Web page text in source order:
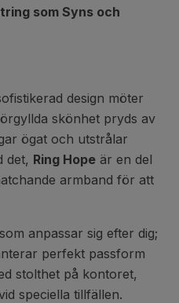
som Syns och
design möter
skönhet pryds av
ögat och utstrålar
det, Ring Hope är en del
armband för att
anpassar sig efter dig;
perfekt passform
stolthet på kontoret,
speciella tillfällen.